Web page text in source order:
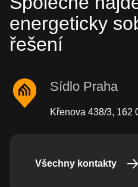
energeticky
řešení
Sídlo Praha
Křenova 438/3, 162
Všechny kontakty